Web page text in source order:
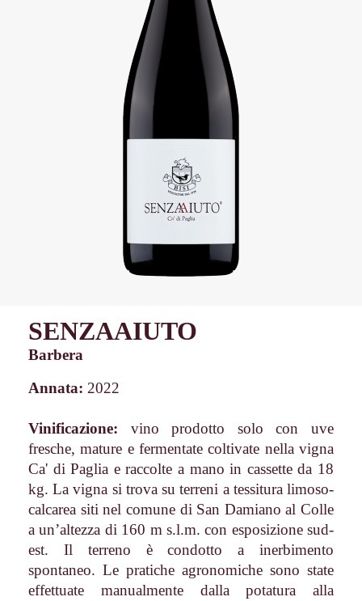
SENZAAIUTO
Barbera
Annata: 2022
Vinificazione: vino prodotto solo con uve
fresche, mature e fermentate coltivate nella vigna
Ca' di Paglia e raccolte a mano in cassette da 18
kg. La vigna si trova su terreni a tessitura limoso-
calcarea siti nel comune di San Damiano al Colle
a un’altezza di 160 m s.l.m. con esposizione sud-
est. Il terreno è condotto a inerbimento
spontaneo. Le pratiche agronomiche sono state
effettuate manualmente dalla potatura alla